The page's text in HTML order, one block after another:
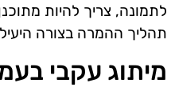
לתמונה, צריך להיות
תהליך ההמרה בצורה
מיתוג עקבי